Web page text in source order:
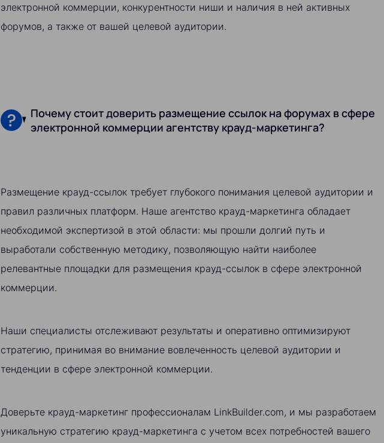
электронной коммерции, конкурентности ниши и наличия в ней активных
форумов, а также от вашей целевой аудитории.
Почему стоит доверить размещение ссылок на форумах в сфере
электронной коммерции агентству крауд-маркетинга?
Размещение крауд-ссылок требует глубокого понимания целевой аудитории и
правил различных платформ. Наше агентство крауд-маркетинга обладает
необходимой экспертизой в этой области: мы прошли долгий путь и
выработали собственную методику, позволяющую найти наиболее
релевантные площадки для размещения крауд-ссылок в сфере электронной
коммерции.
Наши специалисты отслеживают результаты и оперативно оптимизируют
стратегию, принимая во внимание вовлеченность целевой аудитории и
тенденции в сфере электронной коммерции.
Доверьте крауд-маркетинг профессионалам LinkBuilder.com, и мы разработаем
уникальную стратегию крауд-маркетинга с учетом всех потребностей вашего